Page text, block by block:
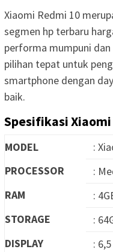
Xiaomi Redmi 10
segmen hp terbaru
performa mumpuni
pilihan tepat untuk
smartphone dengan
baik.
Spesifikasi
MODEL
:
PROCESSOR
:
RAM
:
STORAGE
:
DISPLAY
: